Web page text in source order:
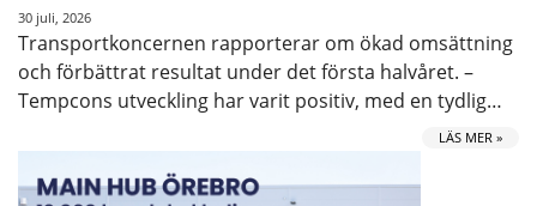
30 juli, 2026
Transportkoncernen rapporterar om ökad omsättning
och förbättrat resultat under det första halvåret. –
Tempcons utveckling har varit positiv, med en tydlig…
LÄS MER »